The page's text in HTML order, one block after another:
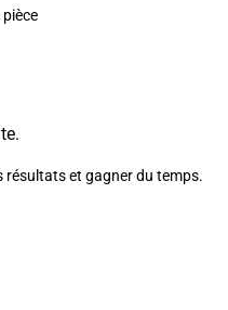
résultats et gagner du temps.